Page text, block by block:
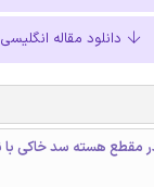
دانلود مقاله انگلیسی
مقطع هسته سد خاکی با